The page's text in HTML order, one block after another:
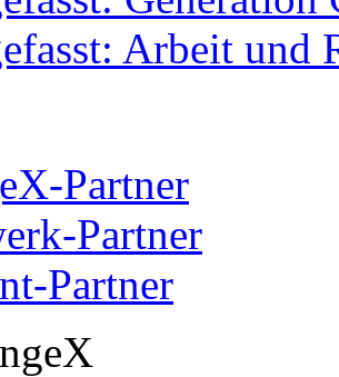
Arbeit und
Partner
Partner
Partner